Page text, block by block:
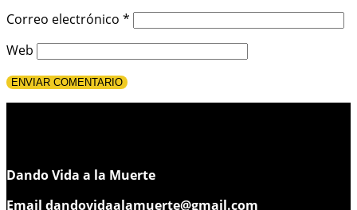
Correo electrónico *
Web
Dando Vida a la Muerte
Email dandovidaalamuerte@gmail.com